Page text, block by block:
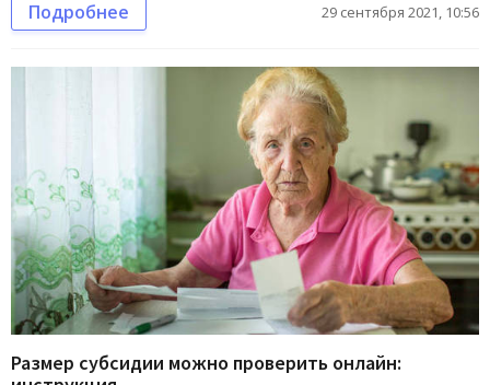
Подробнее 29 сентября 2021, 10:56
Размер субсидии можно проверить онлайн: